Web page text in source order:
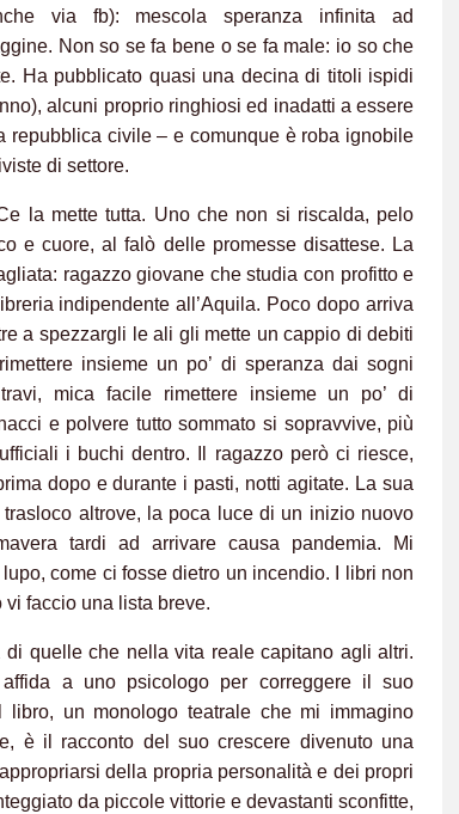
via fb): mescola speranza infinita ad
Non so se fa bene o se fa male: io so che
Ha pubblicato quasi una decina di titoli ispidi
alcuni proprio ringhiosi ed inadatti a essere
repubblica civile – e comunque è roba ignobile
di settore.
la mette tutta. Uno che non si riscalda, pelo
e cuore, al falò delle promesse disattese. La
ragazzo giovane che studia con profitto e
indipendente all’Aquila. Poco dopo arriva
a spezzargli le ali gli mette un cappio di debiti
insieme un po’ di speranza dai sogni
mica facile rimettere insieme un po’ di
e polvere tutto sommato si sopravvive, più
i buchi dentro. Il ragazzo però ci riesce,
dopo e durante i pasti, notti agitate. La sua
altrove, la poca luce di un inizio nuovo
tardi ad arrivare causa pandemia. Mi
come ci fosse dietro un incendio. I libri non
faccio una lista breve.
quelle che nella vita reale capitano agli altri.
a uno psicologo per correggere il suo
libro, un monologo teatrale che mi immagino
è il racconto del suo crescere divenuto una
della propria personalità e dei propri
da piccole vittorie e devastanti sconfitte,